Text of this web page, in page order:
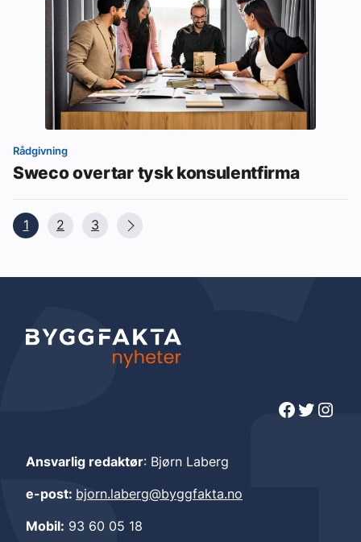
Rådgivning
Sweco overtar tysk konsulentfirma
1 2 3
Facebook Twitter Instagram
Ansvarlig redaktør: Bjørn Laberg
e-post: bjorn.laberg@byggfakta.no
Mobil: 93 60 05 18